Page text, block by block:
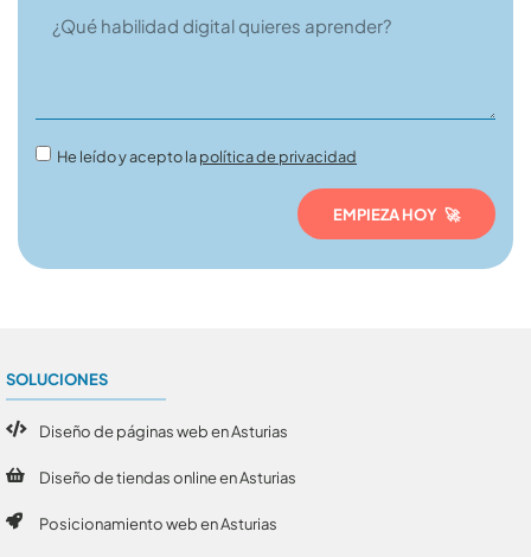
He leído y acepto lapolítica de privacidad
EMPIEZA HOY 🚀
SOLUCIONES
Diseño de páginas web en Asturias
Diseño de tiendas online en Asturias
Posicionamiento web en Asturias